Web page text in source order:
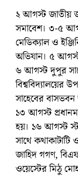
২ আগস্ট জাতীয়
সমাবেশ। ৩-৫
মেডিক্যাল ও
অভিযান। ৫
৬ আগস্ট দুপুর
বিশ্ববিদ্যালয়ের
সাহেবের
১৩ আগস্ট
হয়। ১৬ আগস্ট
সাথে কথাকাটাটি
জাহিদ গগণ,
ওয়েস্টের মিঠু